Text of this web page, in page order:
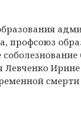
профсоюз
Левченко
смерти